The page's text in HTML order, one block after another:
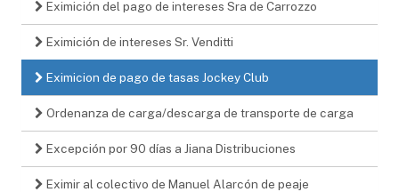
Eximición del pago de intereses Sra de Carrozzo
Eximición de intereses Sr. Venditti
Eximicion de pago de tasas Jockey Club
Ordenanza de carga/descarga de transporte de carga
Excepción por 90 días a Jiana Distribuciones
Eximir al colectivo de Manuel Alarcón de peaje